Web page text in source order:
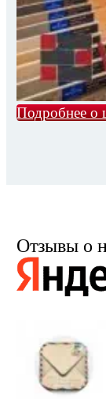
Подробнее о
Отзывы о